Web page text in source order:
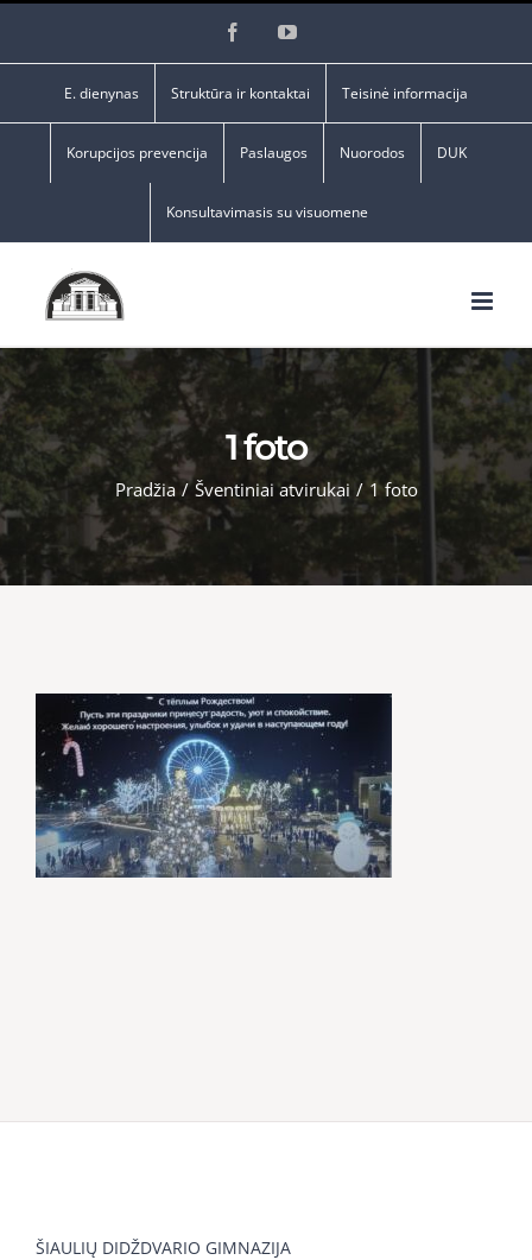
FacebookYouTube
E. dienynas Struktūra ir kontaktai Teisinė informacija
Korupcijos prevencija Paslaugos Nuorodos DUK
Konsultavimasis su visuomene
1 foto
Pradžia / Šventiniai atvirukai / 1 foto
ŠIAULIŲ DIDŽDVARIO GIMNAZIJA